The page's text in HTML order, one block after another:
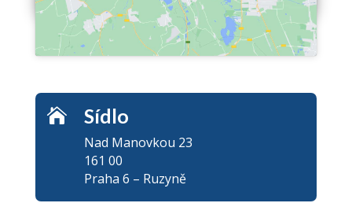
 Sídlo
Nad Manovkou 23
161 00
Praha 6 – Ruzyně